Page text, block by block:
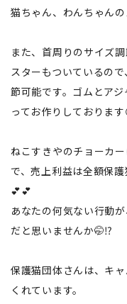
猫ちゃん、わんちゃんの
また、首周りのサイズ
スターもついているの
節可能です。ゴムとア
ってお作りしております
ねこすきやのチョーカ
で、売上利益は全額保
💕💕
あなたの何気ない行動
だと思いませんか🤭⁉️
保護猫団体さんは、キ
くれています。